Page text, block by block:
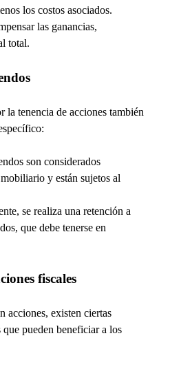
los costos asociados.
las ganancias,
total.
tenencia de acciones también
son considerados
y están sujetos al
se realiza una retención a
que debe tenerse en
fiscales
acciones, existen ciertas
pueden beneficiar a los